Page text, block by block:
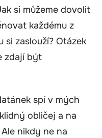
si můžeme dovolit
každému z
zaslouží? Otázek
zdají být
spí v mých
obličej a na
nikdy ne na